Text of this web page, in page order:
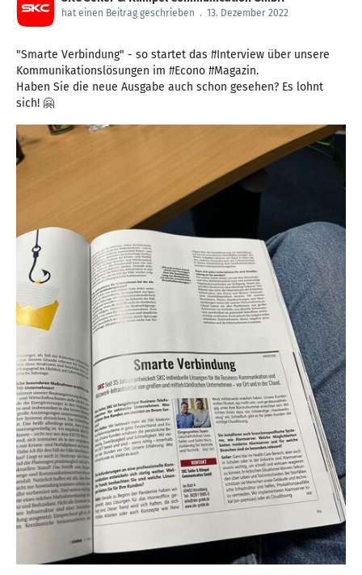
hat einen Beitrag geschrieben . 13. Dezember 2022
"Smarte Verbindung" - so startet das #Interview über unsere
Kommunikationslösungen im #Econo #Magazin.
Haben Sie die neue Ausgabe auch schon gesehen? Es lohnt
sich! 🤗